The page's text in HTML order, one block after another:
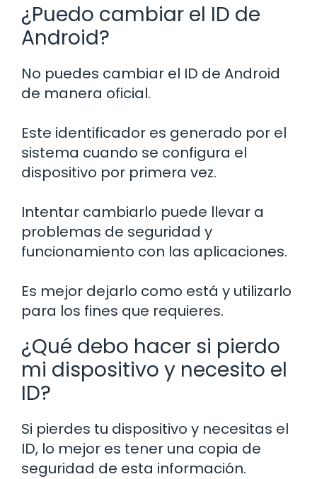
¿Puedo cambiar el ID de
Android?
No puedes cambiar el ID de Android
de manera oficial.
Este identificador es generado por el
sistema cuando se configura el
dispositivo por primera vez.
Intentar cambiarlo puede llevar a
problemas de seguridad y
funcionamiento con las aplicaciones.
Es mejor dejarlo como está y utilizarlo
para los fines que requieres.
¿Qué debo hacer si pierdo
mi dispositivo y necesito el
ID?
Si pierdes tu dispositivo y necesitas el
ID, lo mejor es tener una copia de
seguridad de esta información.